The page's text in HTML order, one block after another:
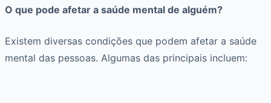
O que pode afetar a saúde mental de alguém?
Existem diversas condições que podem afetar a saúde
mental das pessoas. Algumas das principais incluem: